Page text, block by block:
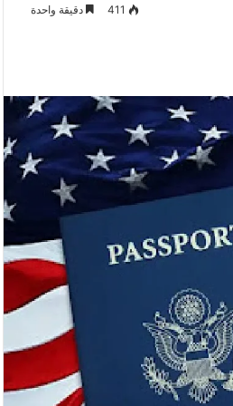
411 دقيقة واحدة